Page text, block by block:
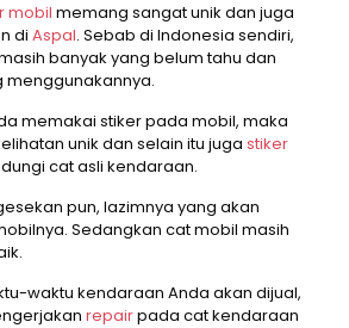
mobil memang sangat unik dan juga
di Aspal. Sebab di Indonesia sendiri,
banyak yang belum tahu dan
menggunakannya.
memakai stiker pada mobil, maka
unik dan selain itu juga stiker
cat asli kendaraan.
pun, lazimnya yang akan
Sedangkan cat mobil masih
waktu kendaraan Anda akan dijual,
repairpada cat kendaraan